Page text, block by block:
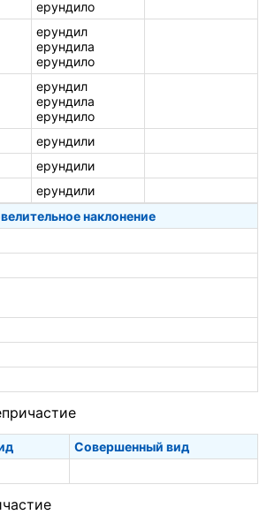
ерундило
ерундил
ерундила
ерундило
ерундил
ерундила
ерундило
ерундили
ерундили
ерундили
наклонение
Совершенный вид